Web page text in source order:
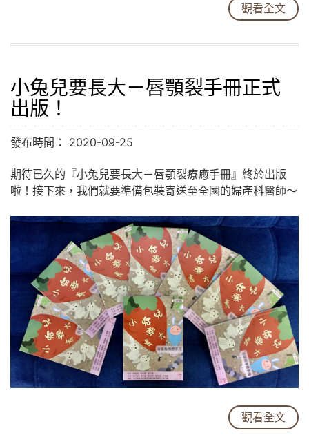
觀看全文
小兔兒要長大－唇顎裂手冊正式
出版！
發布時間： 2020-09-25
期待已久的『小兔兒要長大－唇顎裂療癒手冊』終於出版
啦！接下來，我們就要準備包裝寄送至全國的婦產科醫師～
觀看全文